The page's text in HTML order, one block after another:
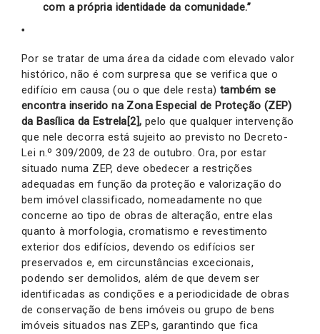
com a própria identidade da comunidade.”
Por se tratar de uma área da cidade com elevado valor
histórico, não é com surpresa que se verifica que o
edifício em causa (ou o que dele resta) também se
encontra inserido na Zona Especial de Proteção (ZEP)
da Basílica da Estrela[2], pelo que qualquer intervenção
que nele decorra está sujeito ao previsto no Decreto-
Lei n.º 309/2009, de 23 de outubro. Ora, por estar
situado numa ZEP, deve obedecer a restrições
adequadas em função da proteção e valorização do
bem imóvel classificado, nomeadamente no que
concerne ao tipo de obras de alteração, entre elas
quanto à morfologia, cromatismo e revestimento
exterior dos edifícios, devendo os edifícios ser
preservados e, em circunstâncias excecionais,
podendo ser demolidos, além de que devem ser
identificadas as condições e a periodicidade de obras
de conservação de bens imóveis ou grupo de bens
imóveis situados nas ZEPs, garantindo que fica